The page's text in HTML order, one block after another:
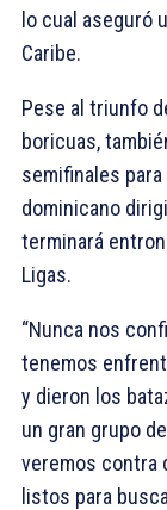
lo cual aseguró
Caribe.
Pese al triunfo
boricuas,
semifinales
dominicano
terminará
Ligas.
“Nunca nos
tenemos
y dieron los
un gran grupo
veremos contra
listos para